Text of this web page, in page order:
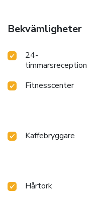
Bekvämligheter
24-
timmarsreception
Fitnesscenter
Kaffebryggare
Hårtork